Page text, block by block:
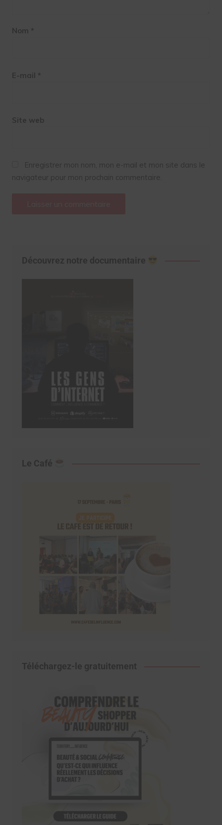
Nom *
E-mail *
Site web
Enregistrer mon nom, mon e-mail et mon site dans le
navigateur pour mon prochain commentaire.
Découvrez notre documentaire
Le Café
Téléchargez-le gratuitement